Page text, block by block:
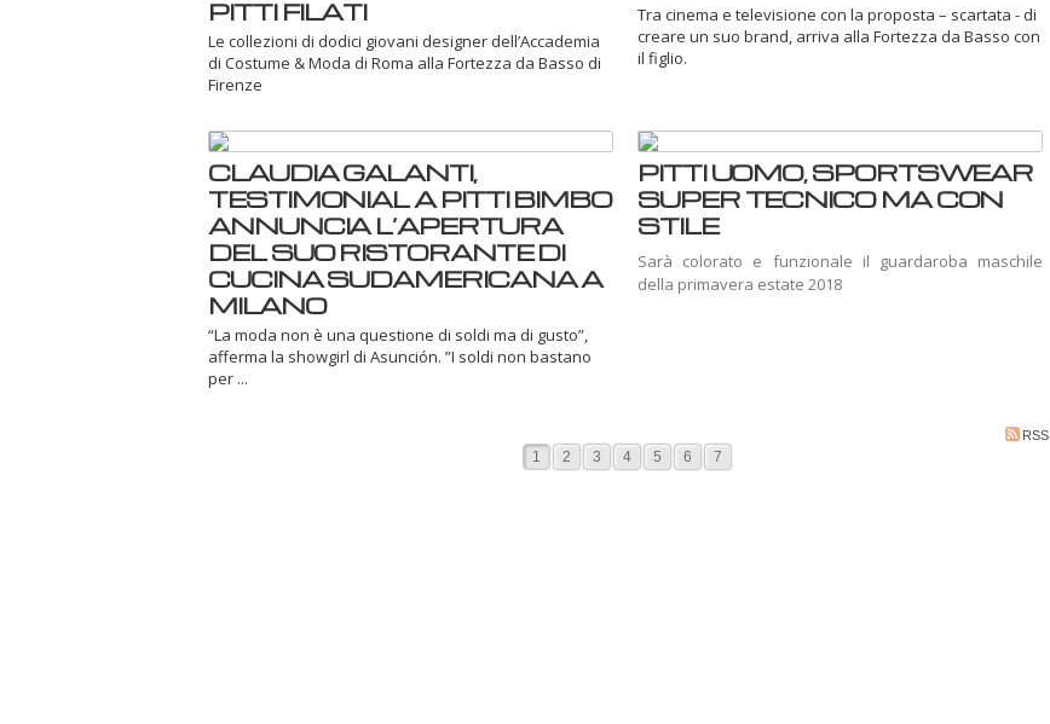
PITTI FILATI
Le collezioni di dodici giovani designer dell’Accademia
di Costume & Moda di Roma alla Fortezza da Basso di
Firenze
Tra cinema e televisione con la proposta – scartata - di
creare un suo brand, arriva alla Fortezza da Basso con
il figlio.
CLAUDIA GALANTI,
TESTIMONIAL A PITTI BIMBO
ANNUNCIA L’APERTURA
DEL SUO RISTORANTE DI
CUCINA SUDAMERICANA A
MILANO
“La moda non è una questione di soldi ma di gusto”,
afferma la showgirl di Asunción. ”I soldi non bastano
per ...
PITTI UOMO, SPORTSWEAR
SUPER TECNICO MA CON
STILE
Sarà colorato e funzionale il guardaroba maschile
della primavera estate 2018
RSS
1 2 3 4 5 6 7